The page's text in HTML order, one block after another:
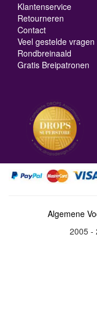
Klantenservice
Retourneren
Contact
Veel gestelde vragen
Rondbreinaald
Gratis Breipatronen
Algemene
2005 -